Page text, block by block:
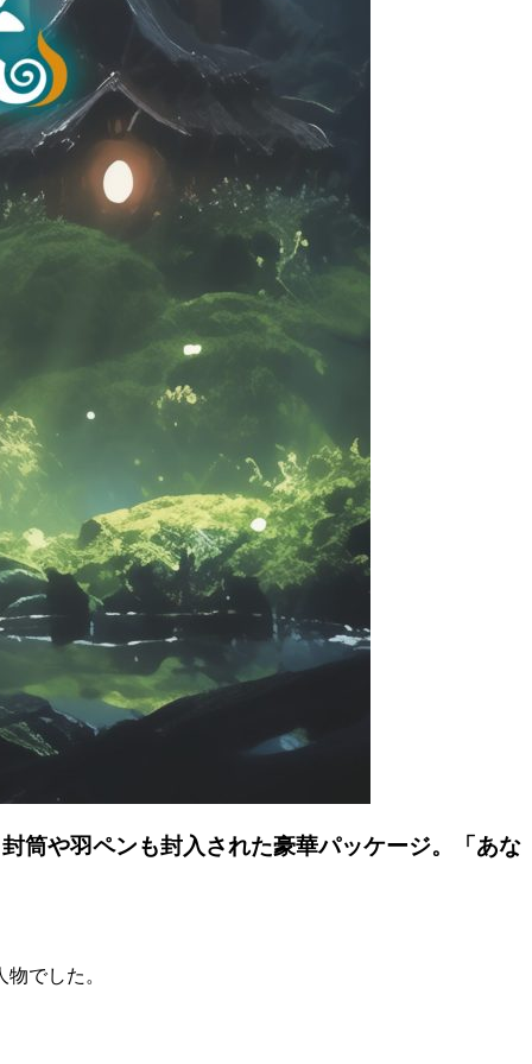
筒や羽ペンも封入された豪華パッケージ。「あな
でした。